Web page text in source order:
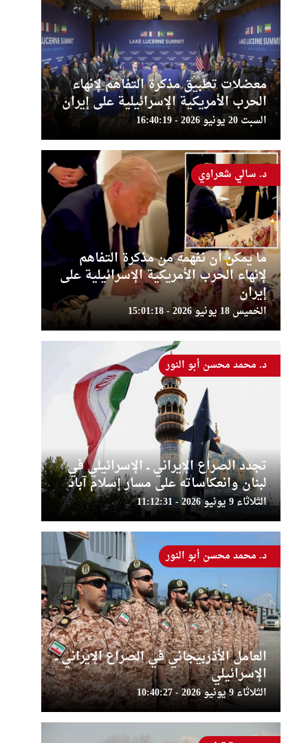
معضلات تطبيق مذكرة التفاهم لإنهاء
الحرب الأمريكية الإسرائيلية على إيران
السبت 20 يونيو 2026 - 16:40:19
ما يمكن أن نفهمه من مذكرة التفاهم
لإنهاء الحرب الأمريكية الإسرائيلية على
إيران
الخميس 18 يونيو 2026 - 15:01:18
د. سالي شعراوي
تجدد الصراع الإيراني ــ الإسرائيلي في
لبنان وانعكاساته على مسار إسلام آباد
الثلاثاء 9 يونيو 2026 - 11:12:31
د. محمد محسن أبو النور
العامل الأذربيجاني في الصراع الإيراني ــ
الإسرائيلي
الثلاثاء 9 يونيو 2026 - 10:40:27
د. محمد محسن أبو النور